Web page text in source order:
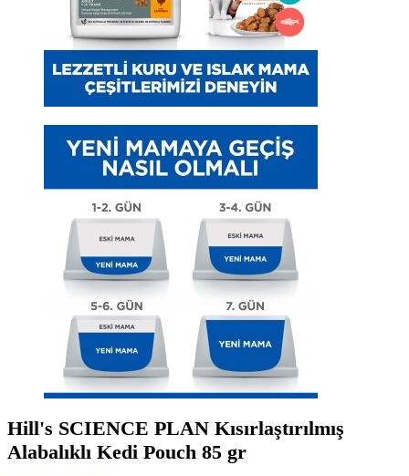
Hill's SCIENCE PLAN Kısırlaştırılmış
Alabalıklı Kedi Pouch 85 gr